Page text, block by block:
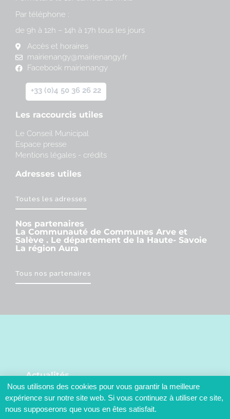
Par téléphone :
de 9h à 12h – 14h à 17h tous les jours
Accès et horaires
mairienangy@mairienangy.fr
Facebook mairienangy
+33 (0)4 50 36 26 22
Les raccourcis utiles
Le Conseil Municipal
Espace presse
Mentions légales - crédits
Adresses utiles
Toutes les adresses
Nos partenaires
La Communauté de Communes Arve et
Salève . Le département de la Haute- Savoie
La région Aura
Tous nos partenaires
Actualités
Restez informés des actus de votre commune
Nous utilisons des cookies pour vous garantir la meilleure
expérience sur notre site web. Si vous continuez à utiliser ce site,
nous supposerons que vous en êtes satisfait.